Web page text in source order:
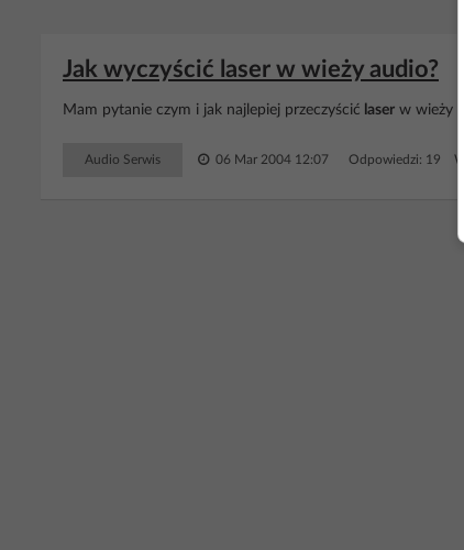
Jak wyczyścić laser w wieży audio?
Mam pytanie czym i jak najlepiej przeczyścić laser w wieży
Audio Serwis 06 Mar 2004 12:07 Odpowiedzi: 19